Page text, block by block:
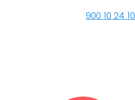
900 10 24 10